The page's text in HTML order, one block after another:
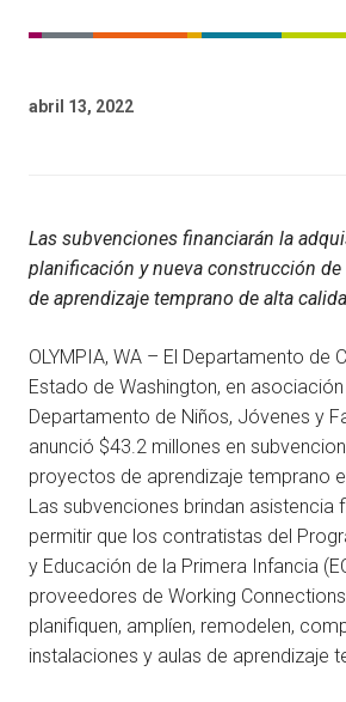
abril 13, 2022
Las subvenciones financiarán la
planificación y nueva construcción
de aprendizaje temprano de alta
OLYMPIA, WA – El Departamento de
Estado de Washington, en
Departamento de Niños, Jóvenes y
anunció $43.2 millones en
proyectos de aprendizaje temprano
Las subvenciones brindan asistencia
permitir que los contratistas del
y Educación de la Primera Infancia
proveedores de Working Connections
planifiquen, amplíen, remodelen,
instalaciones y aulas de aprendizaje